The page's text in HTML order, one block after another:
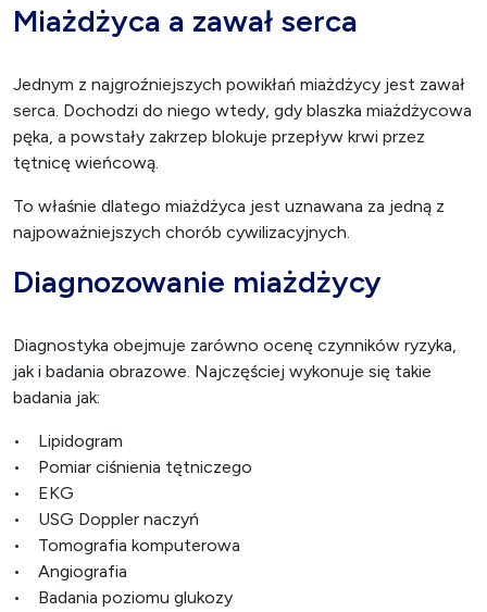
Miażdżyca a zawał serca
Jednym z najgroźniejszych powikłań miażdżycy jest zawał
serca. Dochodzi do niego wtedy, gdy blaszka miażdżycowa
pęka, a powstały zakrzep blokuje przepływ krwi przez
tętnicę wieńcową.
To właśnie dlatego miażdżyca jest uznawana za jedną z
najpoważniejszych chorób cywilizacyjnych.
Diagnozowanie miażdżycy
Diagnostyka obejmuje zarówno ocenę czynników ryzyka,
jak i badania obrazowe. Najczęściej wykonuje się takie
badania jak:
• Lipidogram
• Pomiar ciśnienia tętniczego
• EKG
• USG Doppler naczyń
• Tomografia komputerowa
• Angiografia
• Badania poziomu glukozy